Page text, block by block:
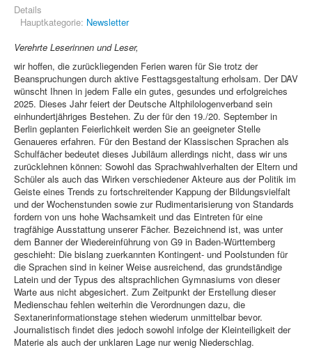
Details
Hauptkategorie: Newsletter
Verehrte Leserinnen und Leser,
wir hoffen, die zurückliegenden Ferien waren für Sie trotz der
Beanspruchungen durch aktive Festtagsgestaltung erholsam. Der DAV
wünscht Ihnen in jedem Falle ein gutes, gesundes und erfolgreiches
2025. Dieses Jahr feiert der Deutsche Altphilologenverband sein
einhundertjähriges Bestehen. Zu der für den 19./20. September in
Berlin geplanten Feierlichkeit werden Sie an geeigneter Stelle
Genaueres erfahren. Für den Bestand der Klassischen Sprachen als
Schulfächer bedeutet dieses Jubiläum allerdings nicht, dass wir uns
zurücklehnen können: Sowohl das Sprachwahlverhalten der Eltern und
Schüler als auch das Wirken verschiedener Akteure aus der Politik im
Geiste eines Trends zu fortschreitender Kappung der Bildungsvielfalt
und der Wochenstunden sowie zur Rudimentarisierung von Standards
fordern von uns hohe Wachsamkeit und das Eintreten für eine
tragfähige Ausstattung unserer Fächer. Bezeichnend ist, was unter
dem Banner der Wiedereinführung von G9 in Baden-Württemberg
geschieht: Die bislang zuerkannten Kontingent- und Poolstunden für
die Sprachen sind in keiner Weise ausreichend, das grundständige
Latein und der Typus des altsprachlichen Gymnasiums von dieser
Warte aus nicht abgesichert. Zum Zeitpunkt der Erstellung dieser
Medienschau fehlen weiterhin die Verordnungen dazu, die
Sextanerinformationstage stehen wiederum unmittelbar bevor.
Journalistisch findet dies jedoch sowohl infolge der Kleinteiligkeit der
Materie als auch der unklaren Lage nur wenig Niederschlag.